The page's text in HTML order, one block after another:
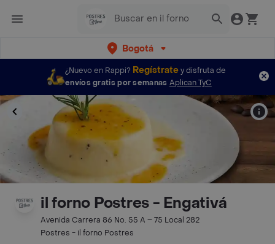
Bogotá
¿Nuevo en Rappi? Regístratey disfruta de
envíos gratis por semanas Aplican TyC
il forno Postres - Engativá
Avenida Carrera 86 No. 55 A – 75 Local 282
Postres - il forno Postres